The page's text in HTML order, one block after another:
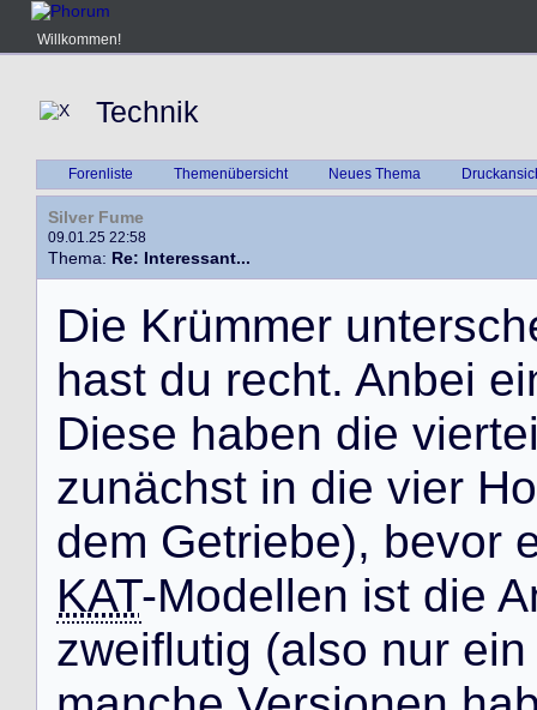
Willkommen!
Technik
Forenliste Themenübersicht Neues Thema
Silver Fume
09.01.25 22:58
Thema: Re: Interessant...
Die Krümmer untersch
hast du recht. Anbei ei
Diese haben die vierte
zunächst in die vier Ho
dem Getriebe), bevor
KAT-Modellen ist die A
zweiflutig (also nur ein